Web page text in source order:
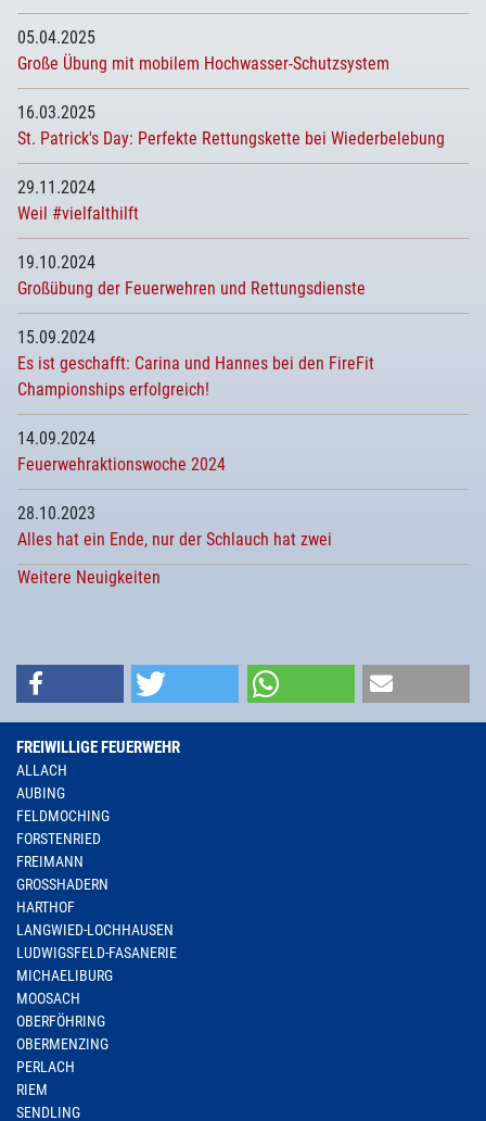
05.04.2025
Große Übung mit mobilem Hochwasser-Schutzsystem
16.03.2025
St. Patrick's Day: Perfekte Rettungskette bei Wiederbelebung
29.11.2024
Weil #vielfalthilft
19.10.2024
Großübung der Feuerwehren und Rettungsdienste
15.09.2024
Es ist geschafft: Carina und Hannes bei den FireFit
Championships erfolgreich!
14.09.2024
Feuerwehraktionswoche 2024
28.10.2023
Alles hat ein Ende, nur der Schlauch hat zwei
Weitere Neuigkeiten
FREIWILLIGE FEUERWEHR
ALLACH
AUBING
FELDMOCHING
FORSTENRIED
FREIMANN
GROSSHADERN
HARTHOF
LANGWIED-LOCHHAUSEN
LUDWIGSFELD-FASANERIE
MICHAELIBURG
MOOSACH
OBERFÖHRING
OBERMENZING
PERLACH
RIEM
SENDLING